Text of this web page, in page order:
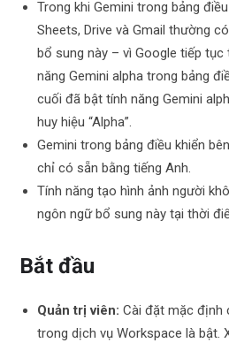
Trong khi Gemini trong bảng
Sheets, Drive và Gmail thường
bổ sung này – vì Google tiếp tục
năng Gemini alpha trong bảng
cuối đã bật tính năng Gemini
huy hiệu “Alpha”.
Gemini trong bảng điều khiển
chỉ có sẵn bằng tiếng Anh.
Tính năng tạo hình ảnh người
ngôn ngữ bổ sung này tại thời
Bắt đầu
Quản trị viên:Cài đặt mặc định
trong dịch vụ Workspace là bật.